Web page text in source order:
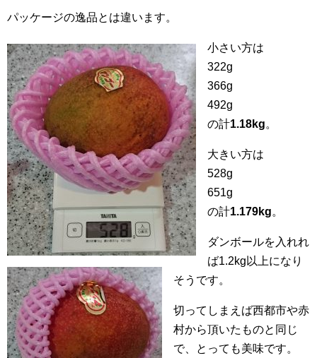
パッケージの逸品とは違います。
小さい方は
322g
366g
492g
の計1.18kg。
大きい方は
528g
651g
の計1.179kg。
ダンボールを入れれ
ば1.2kg以上になり
そうです。
切ってしまえば西都市や赤
村から頂いたものと同じ
で、とっても美味です。